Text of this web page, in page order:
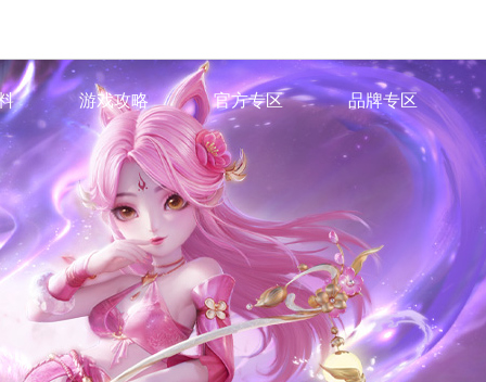
游戏攻略 官方专区 品牌专区
鉴
游戏百科 ·官方微信
·官方微博
· 官方B站
·官方抖音
· 官方论坛
·IP小说
·IP有声剧